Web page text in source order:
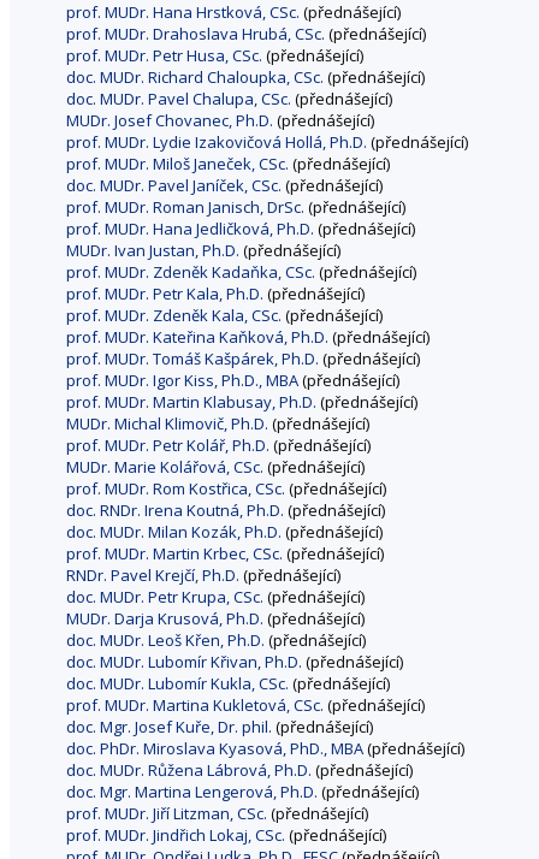
prof. MUDr. Hana Hrstková, CSc. (přednášející)
prof. MUDr. Drahoslava Hrubá, CSc. (přednášející)
prof. MUDr. Petr Husa, CSc. (přednášející)
doc. MUDr. Richard Chaloupka, CSc. (přednášející)
doc. MUDr. Pavel Chalupa, CSc. (přednášející)
MUDr. Josef Chovanec, Ph.D. (přednášející)
prof. MUDr. Lydie Izakovičová Hollá, Ph.D. (přednášející)
prof. MUDr. Miloš Janeček, CSc. (přednášející)
doc. MUDr. Pavel Janíček, CSc. (přednášející)
prof. MUDr. Roman Janisch, DrSc. (přednášející)
prof. MUDr. Hana Jedličková, Ph.D. (přednášející)
MUDr. Ivan Justan, Ph.D. (přednášející)
prof. MUDr. Zdeněk Kadaňka, CSc. (přednášející)
prof. MUDr. Petr Kala, Ph.D. (přednášející)
prof. MUDr. Zdeněk Kala, CSc. (přednášející)
prof. MUDr. Kateřina Kaňková, Ph.D. (přednášející)
prof. MUDr. Tomáš Kašpárek, Ph.D. (přednášející)
prof. MUDr. Igor Kiss, Ph.D., MBA(přednášející)
prof. MUDr. Martin Klabusay, Ph.D. (přednášející)
MUDr. Michal Klimovič, Ph.D. (přednášející)
prof. MUDr. Petr Kolář, Ph.D. (přednášející)
MUDr. Marie Kolářová, CSc. (přednášející)
prof. MUDr. Rom Kostřica, CSc. (přednášející)
doc. RNDr. Irena Koutná, Ph.D. (přednášející)
doc. MUDr. Milan Kozák, Ph.D. (přednášející)
prof. MUDr. Martin Krbec, CSc. (přednášející)
RNDr. Pavel Krejčí, Ph.D. (přednášející)
doc. MUDr. Petr Krupa, CSc. (přednášející)
MUDr. Darja Krusová, Ph.D. (přednášející)
doc. MUDr. Leoš Křen, Ph.D. (přednášející)
doc. MUDr. Lubomír Křivan, Ph.D. (přednášející)
doc. MUDr. Lubomír Kukla, CSc. (přednášející)
prof. MUDr. Martina Kukletová, CSc. (přednášející)
doc. Mgr. Josef Kuře, Dr. phil. (přednášející)
doc. PhDr. Miroslava Kyasová, PhD., MBA(přednášející)
doc. MUDr. Růžena Lábrová, Ph.D. (přednášející)
doc. Mgr. Martina Lengerová, Ph.D. (přednášející)
prof. MUDr. Jiří Litzman, CSc. (přednášející)
prof. MUDr. Jindřich Lokaj, CSc. (přednášející)